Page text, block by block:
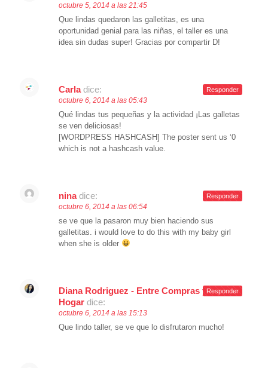
octubre 5, 2014 a las 21:45
Que lindas quedaron las galletitas, es una
oportunidad genial para las niñas, el taller es una
idea sin dudas super! Gracias por compartir D!
Carla dice:
octubre 6, 2014 a las 05:43
Qué lindas tus pequeñas y la actividad ¡Las galletas
se ven deliciosas!
[WORDPRESS HASHCASH] The poster sent us ‘0
which is not a hashcash value.
Responder
nina dice:
octubre 6, 2014 a las 06:54
se ve que la pasaron muy bien haciendo sus
galletitas. i would love to do this with my baby girl
when she is older
Responder
Diana Rodriguez - Entre Compras y El
Hogar dice:
octubre 6, 2014 a las 15:13
Que lindo taller, se ve que lo disfrutaron mucho!
Responder